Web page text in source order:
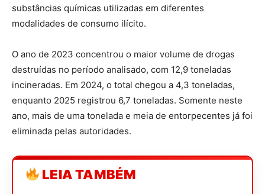
substâncias químicas utilizadas em diferentes
modalidades de consumo ilícito.
O ano de 2023 concentrou o maior volume de drogas
destruídas no período analisado, com 12,9 toneladas
incineradas. Em 2024, o total chegou a 4,3 toneladas,
enquanto 2025 registrou 6,7 toneladas. Somente neste
ano, mais de uma tonelada e meia de entorpecentes já foi
eliminada pelas autoridades.
LEIA TAMBÉM